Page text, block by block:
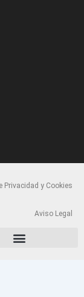
Privacidad y Cookies
Aviso Legal